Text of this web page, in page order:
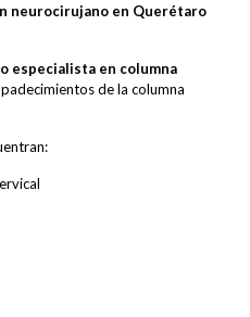
neurocirujano en Querétaro
especialista en columna
de la columna